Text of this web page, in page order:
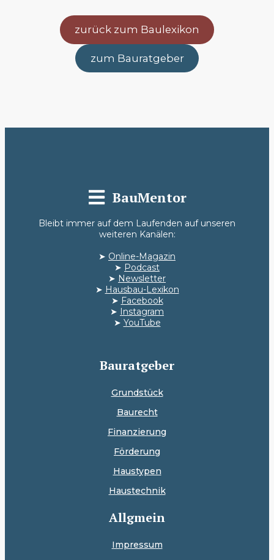
zurück zum Baulexikon
zum Bauratgeber
BauMentor
Bleibt immer auf dem Laufenden auf unseren
weiteren Kanälen:
➤ Online-Magazin
➤ Podcast
➤ Newsletter
➤ Hausbau-Lexikon
➤ Facebook
➤
Instagram
➤ YouTube
Bauratgeber
Grundstück
Baurecht
Finanzierung
Förderung
Haustypen
Haustechnik
Allgmein
Impressum